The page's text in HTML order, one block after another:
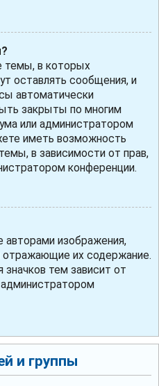
темы, в которых
оставлять сообщения, и
автоматически
закрыты по многим
или администратором
иметь возможность
в зависимости от прав,
конференции.
изображения,
их содержание.
значков тем зависит от
и группы